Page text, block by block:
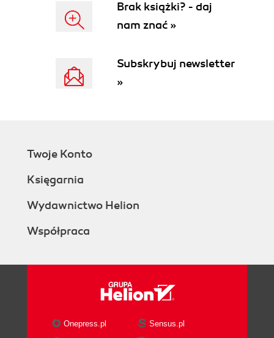
Brak książki? - daj
nam znać »
Subskrybuj newsletter
»
Twoje Konto
Księgarnia
Wydawnictwo Helion
Współpraca
Onepress.pl
Sensus.pl